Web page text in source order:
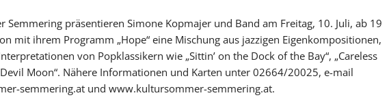
Semmering präsentieren Simone Kopmajer und Band am Freitag, 10. Juli, ab 19
mit ihrem Programm „Hope“ eine Mischung aus jazzigen Eigenkompositionen,
von Popklassikern wie „Sittin’ on the Dock of the Bay“, „Careless
Moon“. Nähere Informationen und Karten unter 02664/20025, e-mail
semmering.at und www.kultursommer-semmering.at.